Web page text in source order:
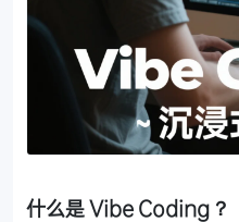
什么是 Vibe Coding？